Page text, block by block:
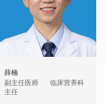
薛楠
副主任医师
临床营养科
主任